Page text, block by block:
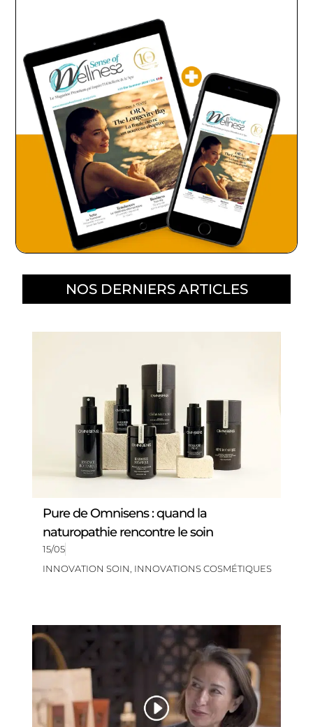
NOS DERNIERS ARTICLES
Pure de Omnisens : quand la
naturopathie rencontre le soin
15/05
INNOVATION SOIN, INNOVATIONS COSMÉTIQUES